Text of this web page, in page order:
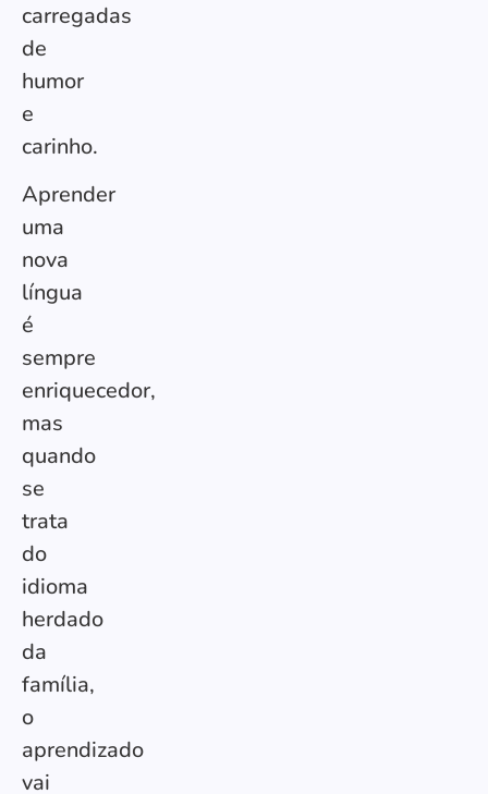
carregadas
de
humor
e
carinho.
Aprender
uma
nova
língua
é
sempre
enriquecedor,
mas
quando
se
trata
do
idioma
herdado
da
família,
o
aprendizado
vai